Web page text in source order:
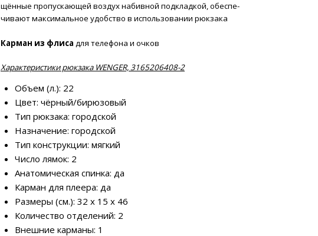
щённые пропускающей воздух набивной подкладкой, обеспе-
чивают максимальное удобство в использовании рюкзака
Карман из флиса для телефона и очков
Характеристики рюкзака WENGER, 3165206408-2
Объем (л.): 22
Цвет: чёрный/бирюзовый
Тип рюкзака: городской
Назначение: городской
Тип конструкции: мягкий
Число лямок: 2
Анатомическая спинка: да
Карман для плеера: да
Размеры (см.): 32 x 15 x 46
Количество отделений: 2
Внешние карманы: 1